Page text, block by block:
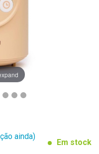
ainda)
Em stock